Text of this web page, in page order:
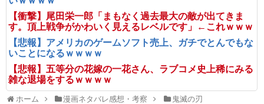
【衝撃】尾田栄一郎「まもなく過去最大の敵が出てきま
す。頂上戦争がかわいく見えるレベルです」←これｗｗｗ
【悲報】アメリカのゲームソフト売上、ガチでとんでもな
いことになるｗｗｗｗ
【悲報】五等分の花嫁の一花さん、ラブコメ史上稀にみる
雑な退場をするｗｗｗｗ
ホーム 漫画ネタバレ感想・考察 鬼滅の刃